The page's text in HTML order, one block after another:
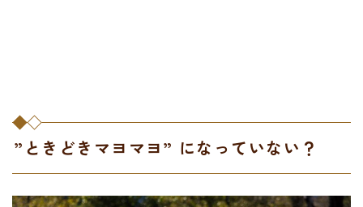
”ときどきマヨマヨ” になっていない？